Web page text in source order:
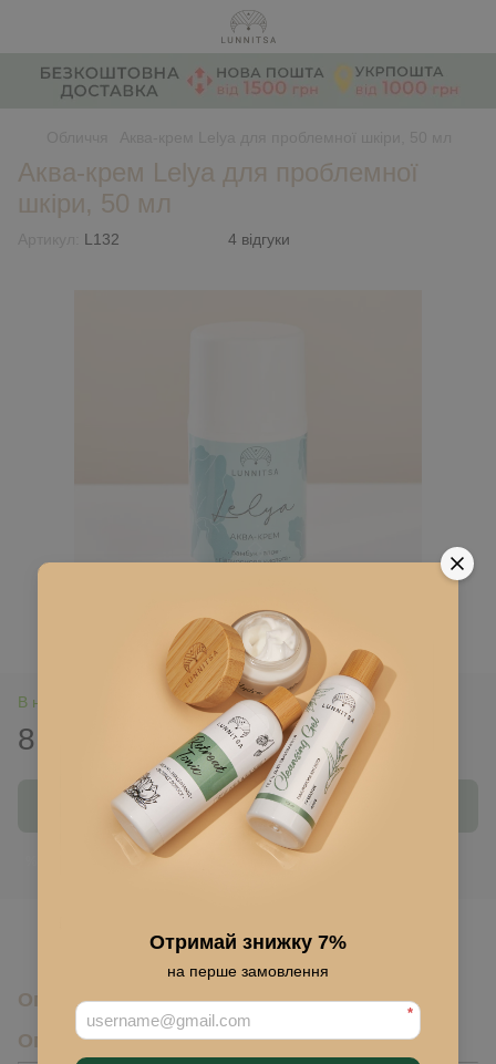
Отримай знижку 7%
на перше замовлення
*
Аква-крем Lelya для проблемної
шкіри, 50 мл
L132 4 відгуки
В наявності
815 грн
Купити
для відображення накопичувальної знижки
Опис
Опис